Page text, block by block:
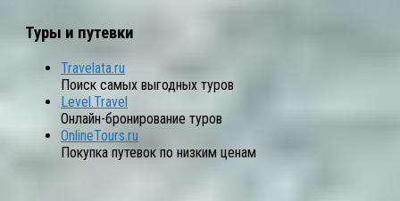
Туры и путевки
Travelata.ru
Поиск самых выгодных туров
Level.Travel
Онлайн-бронирование туров
OnlineTours.ru
Покупка путевок по низким ценам